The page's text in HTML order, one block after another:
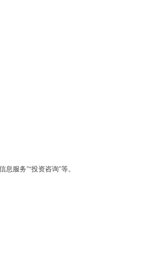
服务”“投资咨询”等。